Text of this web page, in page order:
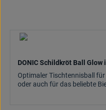
DONIC Schildkröt Ball Glow
Optimaler Tischtennisball
oder auch für das beliebte